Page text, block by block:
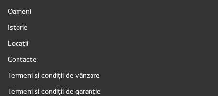
Oameni
Istorie
Locații
Contacte
Termeni și condiții de vânzare
Termeni și condiții de garanție